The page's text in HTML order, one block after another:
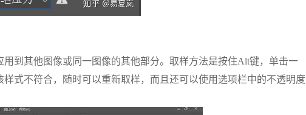
到其他图像或同一图像的其他部分。取样方法是按住Alt键，单击一
式不符合，随时可以重新取样，而且还可以使用选项栏中的不透明度